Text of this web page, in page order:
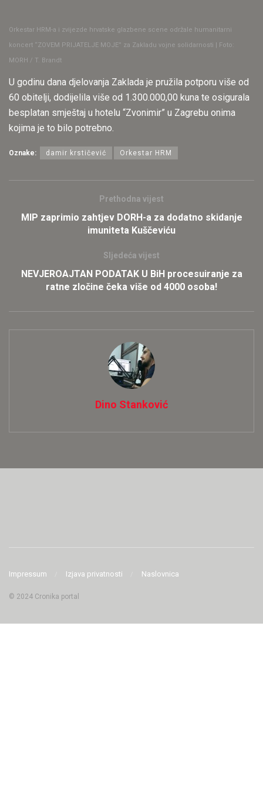
Orkestar HRM-a i zvijezde hrvatske glazbene scene održale humanitarni
koncert “ZOVEM PRIJATELJE MOJE” za Zakladu vojne solidarnosti | Foto:
MORH / T. Brandt
U godinu dana djelovanja Zaklada je pružila potporu više od
60 obitelji, dodijelila više od 1.300.000,00 kuna te osigurala
besplatan smještaj u hotelu “Zvonimir” u Zagrebu onima
kojima je to bilo potrebno.
Oznake: damir krstičević Orkestar HRM
Prethodna vijest
MIP zaprimio zahtjev DORH-a za dodatno skidanje
imuniteta Kuščeviću
Sljedeća vijest
NEVJEROAJTAN PODATAK U BiH procesuiranje za
ratne zločine čeka više od 4000 osoba!
Dino Stanković
Impressum Izjava privatnosti Naslovnica
© 2024 Cronika portal